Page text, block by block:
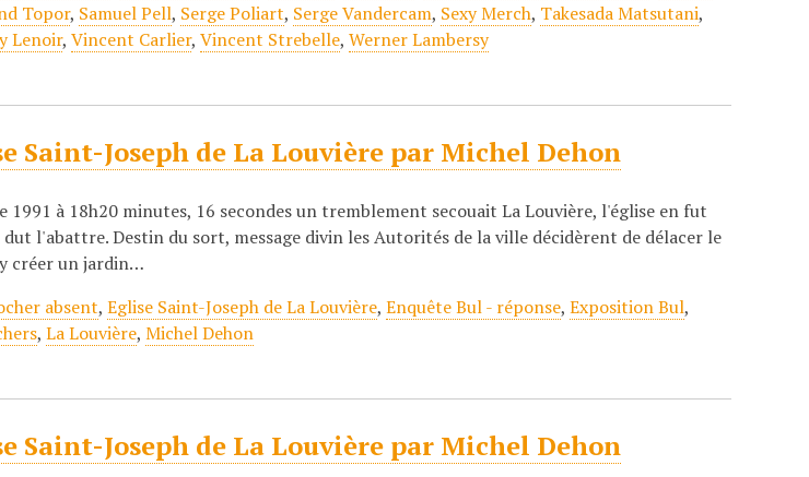
Topor, Samuel Pell, Serge Poliart, Serge Vandercam, Sexy Merch, Takesada Matsutani,
Lenoir,Vincent Carlier,Vincent Strebelle,Werner Lambersy
Saint-Joseph de La Louvière par Michel Dehon
1991 à 18h20 minutes, 16 secondes un tremblement secouait La Louvière, l'église en fut
l'abattre. Destin du sort, message divin les Autorités de la ville décidèrent de délacer le
créer un jardin…
absent,Eglise Saint-Joseph de La Louvière,Enquête Bul - réponse,Exposition Bul,
,La Louvière,Michel Dehon
Saint-Joseph de La Louvière par Michel Dehon